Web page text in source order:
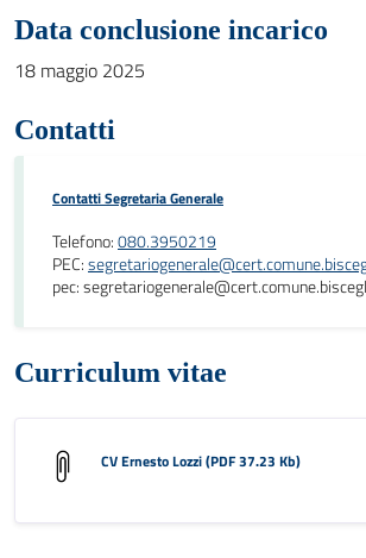
Data conclusione incarico
18 maggio 2025
Contatti
Contatti Segretaria Generale
Telefono:080.3950219
PEC:
pec:
Curriculum vitae
CV Ernesto Lozzi (PDF 37.23 Kb)